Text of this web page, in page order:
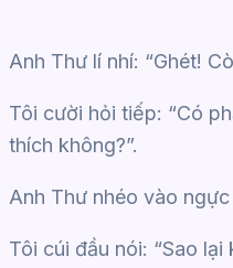
Anh Thư lí nhí: “Ghét!
Tôi cười hỏi tiếp: “Có
thích không?”.
Anh Thư nhéo vào
Tôi cúi đầu nói: “Sao